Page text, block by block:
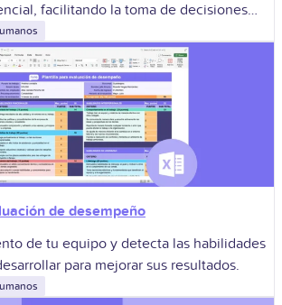
facilitando la toma de decisiones
de desempeño
de tu equipo y detecta las habilidades
para mejorar sus resultados.